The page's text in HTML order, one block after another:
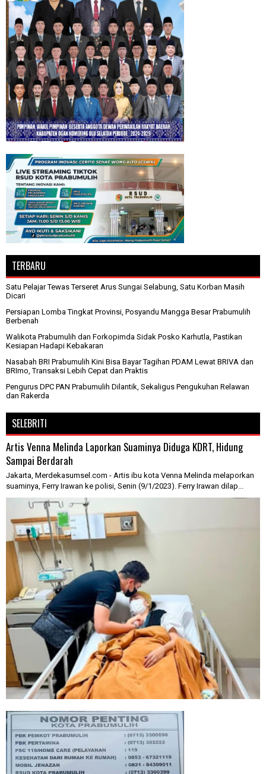
TERBARU
Satu Pelajar Tewas Terseret Arus Sungai Selabung, Satu Korban Masih
Dicari
Persiapan Lomba Tingkat Provinsi, Posyandu Mangga Besar Prabumulih
Berbenah
Walikota Prabumulih dan Forkopimda Sidak Posko Karhutla, Pastikan
Kesiapan Hadapi Kebakaran
Nasabah BRI Prabumulih Kini Bisa Bayar Tagihan PDAM Lewat BRIVA dan
BRImo, Transaksi Lebih Cepat dan Praktis
Pengurus DPC PAN Prabumulih Dilantik, Sekaligus Pengukuhan Relawan
dan Rakerda
SELEBRITI
Artis Venna Melinda Laporkan Suaminya Diduga KDRT, Hidung
Sampai Berdarah
Jakarta, Merdekasumsel.com - Artis ibu kota Venna Melinda melaporkan
suaminya, Ferry Irawan ke polisi, Senin (9/1/2023). Ferry Irawan dilap...